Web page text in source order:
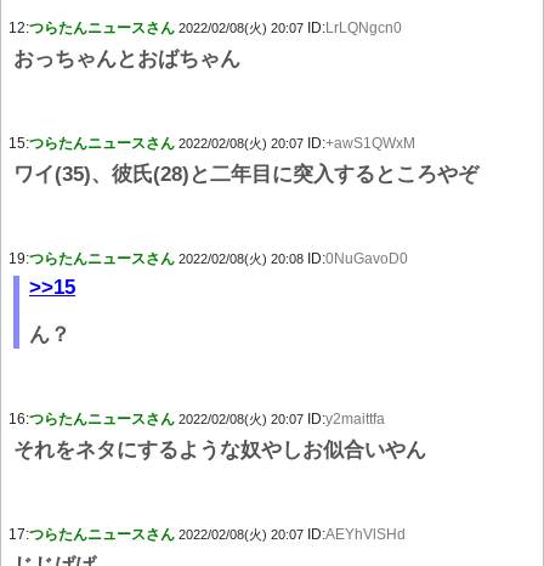
12:つらたんニュースさん 2022/02/08(火) 20:07 ID:LrLQNgcn0
おっちゃんとおばちゃん
15:つらたんニュースさん 2022/02/08(火) 20:07 ID:+awS1QWxM
ワイ(35)、彼氏(28)と二年目に突入するところやぞ
19:つらたんニュースさん 2022/02/08(火) 20:08 ID:0NuGavoD0
>>15
ん？
16:つらたんニュースさん 2022/02/08(火) 20:07 ID:y2maittfa
それをネタにするような奴やしお似合いやん
17:つらたんニュースさん 2022/02/08(火) 20:07 ID:AEYhVlSHd